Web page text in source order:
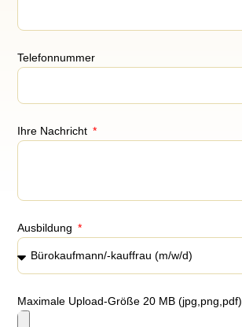
Telefonnummer
Ihre Nachricht
Ausbildung
Maximale Upload-Größe 20 MB (jpg,png,pdf)